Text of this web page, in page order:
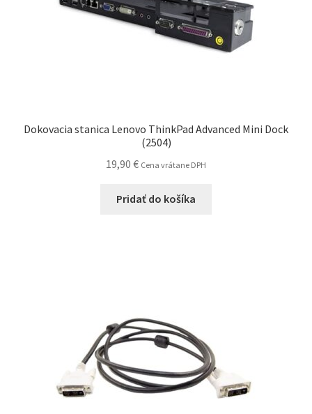
Dokovacia stanica Lenovo ThinkPad Advanced Mini Dock
(2504)
19,90 € Cena vrátane DPH
Pridať do košíka